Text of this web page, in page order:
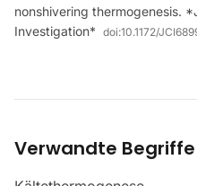
nonshivering thermogenesis.
Investigation* doi:10.1172/
Verwandte Begriffe